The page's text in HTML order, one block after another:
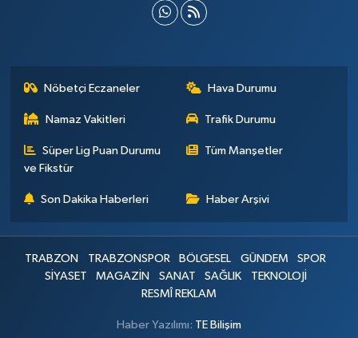
Nöbetçi Eczaneler Hava Durumu
Namaz Vakitleri Trafik Durumu
Süper Lig Puan Durumu
ve Fikstür
Tüm Manşetler
Son Dakika Haberleri Haber Arşivi
TRABZON TRABZONSPOR BÖLGESEL GÜNDEM
SPOR
SİYASET
MAGAZİN SANAT SAĞLIK
TEKNOLOJİ
RESMÎ REKLAM
Haber Yazılımı: TE Bilişim